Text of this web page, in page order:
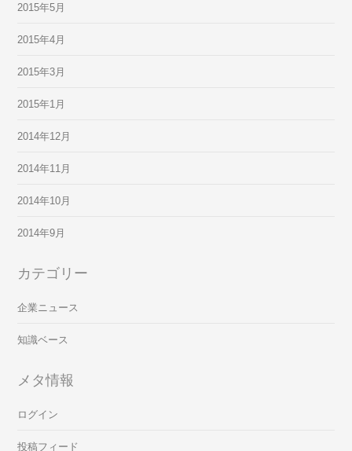
2015年5月
2015年4月
2015年3月
2015年1月
2014年12月
2014年11月
2014年10月
2014年9月
カテゴリー
企業ニュース
知識ベース
メタ情報
ログイン
投稿フィード